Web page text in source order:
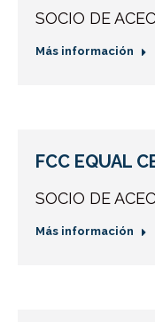
SOCIO DE
Más información
FCC EQUAL
SOCIO DE
Más información